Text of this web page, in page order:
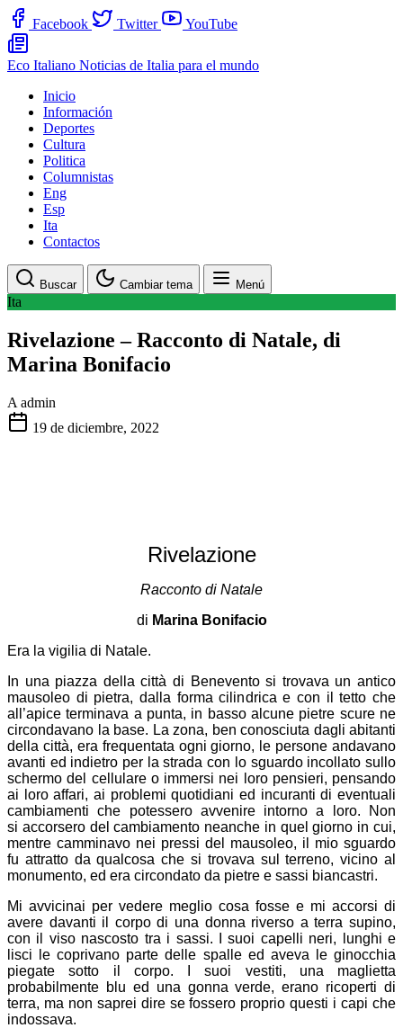
Facebook Twitter YouTube
Eco Italiano Noticias de Italia para el mundo
Inicio
Información
Deportes
Cultura
Politica
Columnistas
Eng
Esp
Ita
Contactos
Buscar Cambiar tema Menú
Ita
Rivelazione – Racconto di Natale, di
Marina Bonifacio
A admin
19 de diciembre, 2022
Rivelazione
Racconto di Natale
di Marina Bonifacio
Era la vigilia di Natale.
In una piazza della città di Benevento si trovava un antico
mausoleo di pietra, dalla forma cilindrica e con il tetto che
all’apice terminava a punta, in basso alcune pietre scure ne
circondavano la base. La zona, ben conosciuta dagli abitanti
della città, era frequentata ogni giorno, le persone andavano
avanti ed indietro per la strada con lo sguardo incollato sullo
schermo del cellulare o immersi nei loro pensieri, pensando
ai loro affari, ai problemi quotidiani ed incuranti di eventuali
cambiamenti che potessero avvenire intorno a loro. Non
si accorsero del cambiamento neanche in quel giorno in cui,
mentre camminavo nei pressi del mausoleo, il mio sguardo
fu attratto da qualcosa che si trovava sul terreno, vicino al
monumento, ed era circondato da pietre e sassi biancastri.
Mi avvicinai per vedere meglio cosa fosse e mi accorsi di
avere davanti il corpo di una donna riverso a terra supino,
con il viso nascosto tra i sassi. I suoi capelli neri, lunghi e
lisci le coprivano parte delle spalle ed aveva le ginocchia
piegate sotto il corpo. I suoi vestiti, una maglietta
probabilmente blu ed una gonna verde, erano ricoperti di
terra, ma non saprei dire se fossero proprio questi i capi che
indossava.